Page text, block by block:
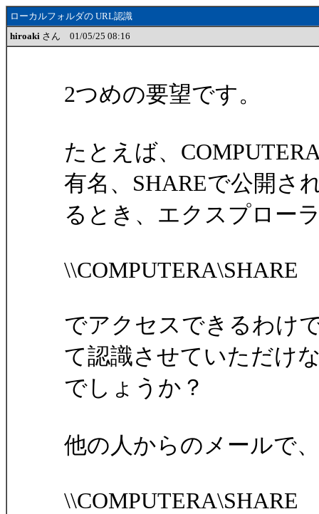
ローカルフォルダの URL認識
hiroaki さん 01/05/25 08:16
2つめの要望です。
たとえば、
有名、SHAREで公開さ
るとき、エクスプロー
\\COMPUTERA\SHARE
でアクセスできるわけ
て認識させていただけ
でしょうか？
他の人からのメールで、
\\COMPUTERA\SHARE